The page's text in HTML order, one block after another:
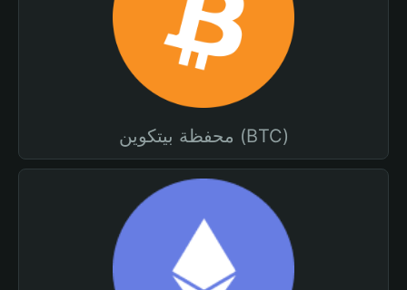
محفظة بيتكوين (BTC)